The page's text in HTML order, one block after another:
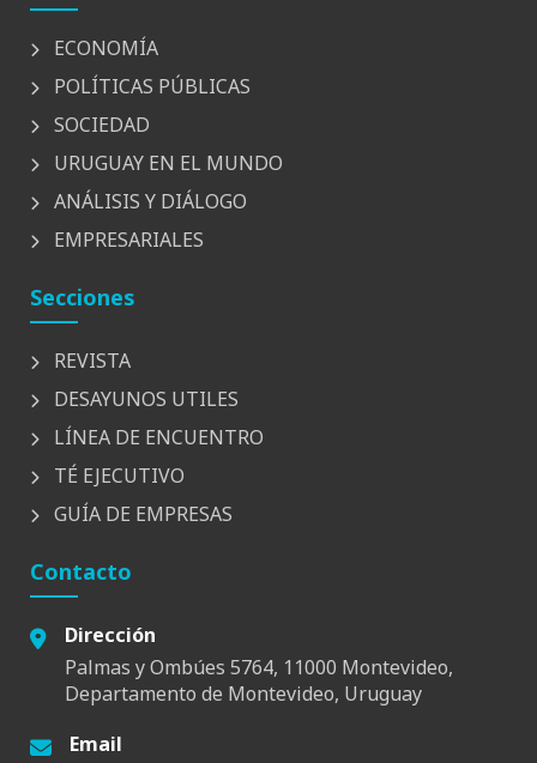
ECONOMÍA
POLÍTICAS PÚBLICAS
SOCIEDAD
URUGUAY EN EL MUNDO
ANÁLISIS Y DIÁLOGO
EMPRESARIALES
Secciones
REVISTA
DESAYUNOS UTILES
LÍNEA DE ENCUENTRO
TÉ EJECUTIVO
GUÍA DE EMPRESAS
Contacto
Dirección
Palmas y Ombúes 5764, 11000 Montevideo,
Departamento de Montevideo, Uruguay
Email